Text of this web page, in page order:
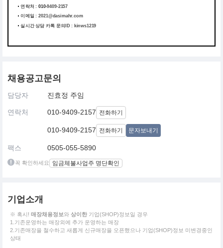
연락처 :010-9409-2157
이메일 :2021@dasimahr.com
실시간 상담 카톡 문의ID : kinws1219
채용공고문의
담당자 진효정 주임
연락처 010-9409-2157 전화하기
010-9409-2157 전화하기 문자보내기
팩스 0505-055-5890
꼭 확인하세요 임금체불사업주 명단확인
기업소개
※ 혹시! 매장채용정보와 상이한 기업(SHOP)정보일 경우
1.기존운영하는 매장외에 추가 운영하는 매장
2.기존매장을 철수하고 새롭게 신규매장을 오픈했으나 기업(SHOP)정보 미변경중인
상태